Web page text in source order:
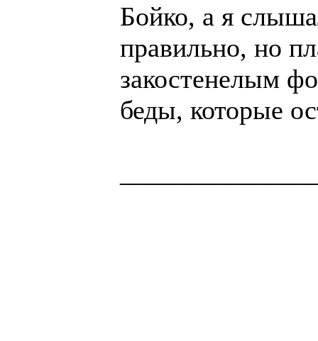
Бойко, а я
правильно, но
закостенелым
беды, которые